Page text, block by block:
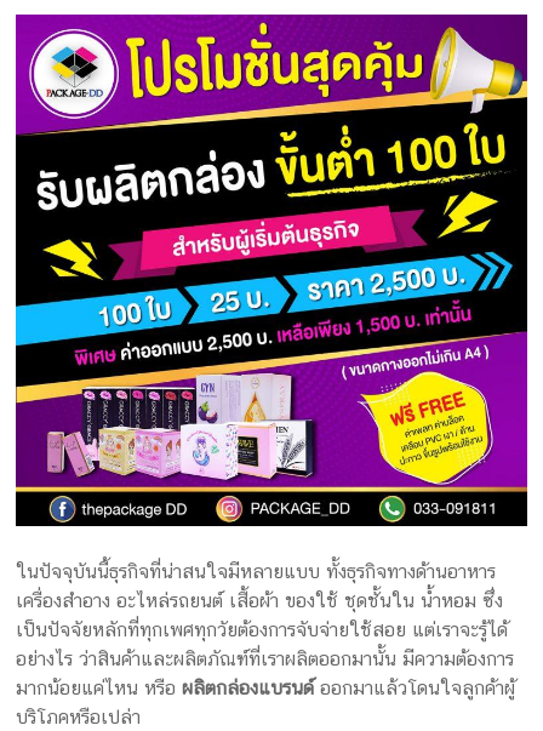
รับ
ผลิต
กล่อง
สบู่
Packaging
กล่อง
รับ
ผลิต
เครื่อง
อางค์
รับ
ครีม
รับ
ทำ
กล่อง
สบู่
รับ
ในปัจจุบันนี้ธุรกิจที่น่าสนใจมีหลายแบบ ทั้งธุรกิจทางด้านอาหาร
เครื่องสำอาง อะไหล่รถยนต์ เสื้อผ้า ของใช้ ชุดชั้นใน น้ำหอม ซึ่ง
เป็นปัจจัยหลักที่ทุกเพศทุกวัยต้องการจับจ่ายใช้สอย แต่เราจะรู้ได้
อย่างไร ว่าสินค้าและผลิตภัณฑ์ที่เราผลิตออกมานั้น มีความต้องการ
มากน้อยแค่ไหน หรือผลิตกล่องแบรนด์ออกมาแล้วโดนใจลูกค้าผู้
บริโภคหรือเปล่า